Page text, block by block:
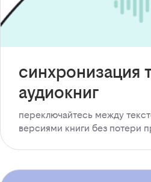
синхронизация
аудиокниг
переключайтесь между
версиями книги без потери